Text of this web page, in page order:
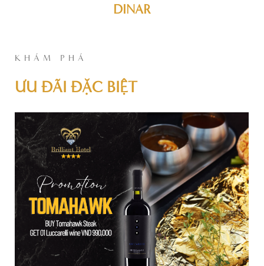
DINAR
KHÁM PHÁ
ƯU ĐÃI ĐẶC BIỆT